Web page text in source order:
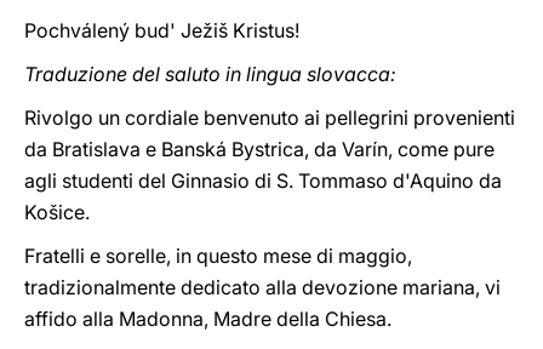
Pochválený bud' Ježiš Kristus!
Traduzione del saluto in lingua slovacca:
Rivolgo un cordiale benvenuto ai pellegrini provenienti
da Bratislava e Banská Bystrica, da Varín, come pure
agli studenti del Ginnasio di S. Tommaso d'Aquino da
Košice.
Fratelli e sorelle, in questo mese di maggio,
tradizionalmente dedicato alla devozione mariana, vi
affido alla Madonna, Madre della Chiesa.